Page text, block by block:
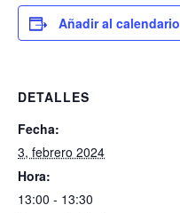
Añadir al calendario
DETALLES
Fecha:
3, febrero 2024
Hora:
13:00 - 13:30